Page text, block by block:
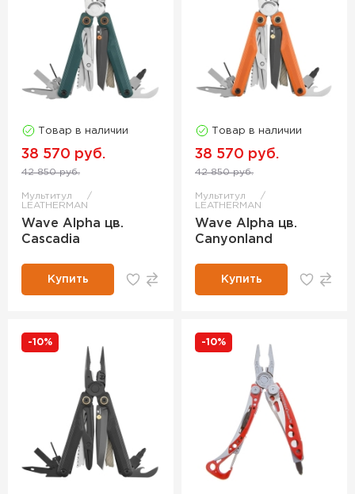
Товар в наличии
38 570 руб.
42 850 руб.
Мультитул
LEATHERMAN
Wave Alpha цв.
Cascadia
Купить
Товар в наличии
38 570 руб.
42 850 руб.
Мультитул
LEATHERMAN
Wave Alpha цв.
Canyonland
Купить
-10% -10%